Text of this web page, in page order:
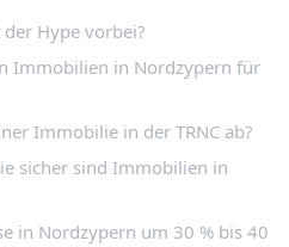
Hype vorbei?
Immobilien in Nordzypern für
Immobilie in der TRNC ab?
sicher sind Immobilien in
in Nordzypern um 30 % bis 40